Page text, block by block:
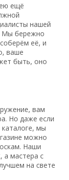
ещё
нашей
Мы бережно
её, и
ваше
быть, оно
вам
Но даже если
мы
можно
Наши
а мастера с
на свете